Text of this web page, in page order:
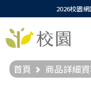
2026校園
首頁 商品詳細